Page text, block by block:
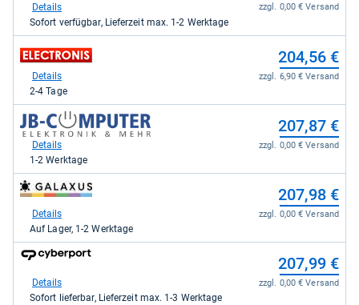
Jacob
für
kaufen.
zzgl. 0,00 € Versand
Details
Sofort verfügbar, Lieferzeit max. 1-2 Werktage
zum
Shop:
electronis.de
204,56
kaufen.
204,56 €
zzgl. 6,90 € Versand
Details
2-4 Tage
zum
Shop:
JB-
für
207,87
207,87 €
zzgl. 0,00 € Versand
Details
1-2 Werktage
zum
Shop:
galaxus
207,98
kaufen.
207,98 €
zzgl. 0,00 € Versand
Details
Auf Lager, 1-2 Werktage
zum
Cyberport
207,99 €
zzgl. 0,00 € Versand
Details
Sofort lieferbar, Lieferzeit max. 1-3 Werktage